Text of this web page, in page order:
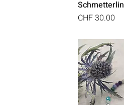
Preis
CHF 30.00